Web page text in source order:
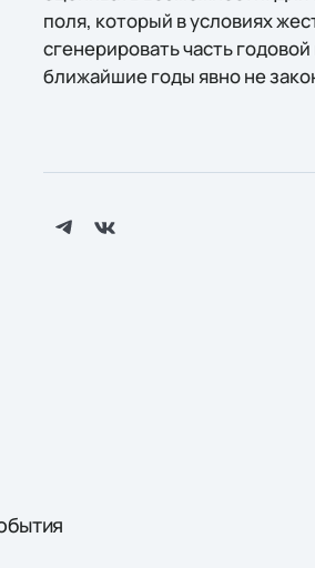
поля, который в условиях
сгенерировать часть
ближайшие годы явно не